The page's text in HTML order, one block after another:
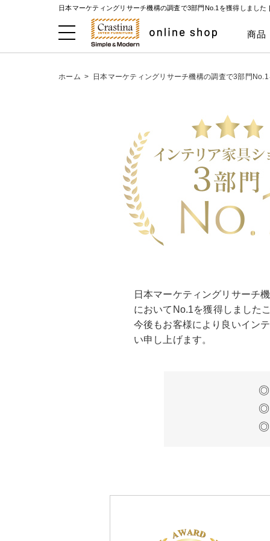
日本マーケティングリサーチ機構の調査で3部門No.1を獲得しました
商品
ホーム > 日本マーケティングリサーチ機構の調査で3部門
日本マーケティングリサーチ
においてNo.1を獲得しました
今後もお客様により良いイン
い申し上げます。